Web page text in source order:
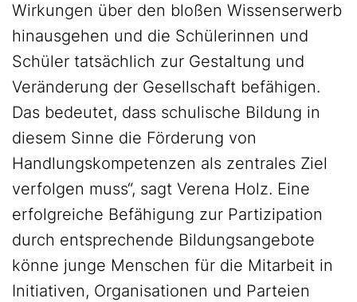
Wirkungen über den bloßen Wissenserwerb
hinausgehen und die Schülerinnen und
Schüler tatsächlich zur Gestaltung und
Veränderung der Gesellschaft befähigen.
Das bedeutet, dass schulische Bildung in
diesem Sinne die Förderung von
Handlungskompetenzen als zentrales Ziel
verfolgen muss“, sagt Verena Holz. Eine
erfolgreiche Befähigung zur Partizipation
durch entsprechende Bildungsangebote
könne junge Menschen für die Mitarbeit in
Initiativen, Organisationen und Parteien